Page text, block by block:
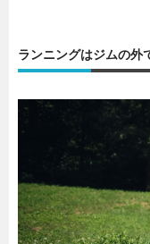
ランニングはジムの外